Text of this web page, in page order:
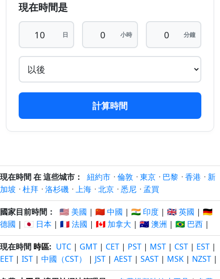
15 日
以前
22/7/2026
以後
以前
21/7/2026
以後
22/8/2026
17 日
20/7/2026 23/8/2026
以前
18 日
以後
20 日
以前
17/7/2026
20 日
以後
26/8/2026
21 日
以前
16/7/2026
21 日
以後
27/8/2026
22 日
以前
15/7/2026
22 日
以後
28/8/2026
23 日 23 日
現在時間是
日 小時 分鐘
計算時間
現在時間 在 這些城市： 紐約市 · 倫敦 · 東京 · 巴黎 · 香港 · 新
加坡 · 杜拜 · 洛杉磯 · 上海 · 北京 · 悉尼 · 孟買
國家目前時間： 🇺🇸 美國 | 🇨🇳 中國 | 🇮🇳 印度 | 🇬🇧 英國 | 🇩🇪
德國 | 🇯🇵 日本 | 🇫🇷 法國 | 🇨🇦 加拿大 | 🇦🇺 澳洲 | 🇧🇷 巴西 |
現在時間 時區: UTC | GMT | CET | PST | MST | CST | EST |
EET | IST | 中國（CST） | JST | AEST | SAST | MSK | NZST |